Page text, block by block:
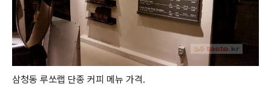
삼청동 루쏘랩 단종 커피 메뉴 가격.